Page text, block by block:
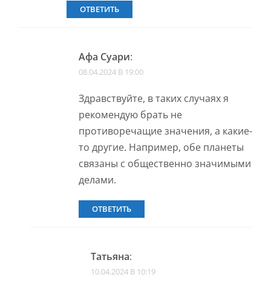
ОТВЕТИТЬ
Афа Суари:
08.04.2024 В 19:00
Здравствуйте, в таких случаях я
рекомендую брать не
противоречащие значения, а какие-
то другие. Например, обе планеты
связаны с общественно значимыми
делами.
ОТВЕТИТЬ
Татьяна:
10.04.2024 В 10:19